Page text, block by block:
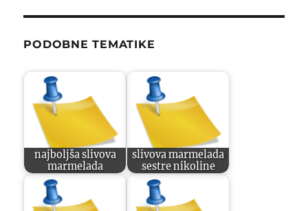
PODOBNE TEMATIKE
najboljša slivova
marmelada
slivova marmelada
sestre nikoline